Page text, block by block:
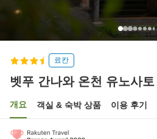
료칸
벳푸 간나와 온천 유노사
개요 객실 & 숙박 상품 이용 후기